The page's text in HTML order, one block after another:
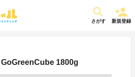
さがす 新規登録
GoGreenCube 1800g